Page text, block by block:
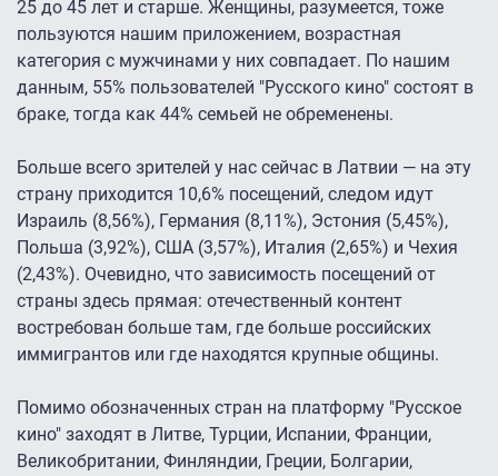
25 до 45 лет и старше. Женщины, разумеется, тоже
пользуются нашим приложением, возрастная
категория с мужчинами у них совпадает. По нашим
данным, 55% пользователей "Русского кино" состоят в
браке, тогда как 44% семьей не обременены.
Больше всего зрителей у нас сейчас в Латвии — на эту
страну приходится 10,6% посещений, следом идут
Израиль (8,56%), Германия (8,11%), Эстония (5,45%),
Польша (3,92%), США (3,57%), Италия (2,65%) и Чехия
(2,43%). Очевидно, что зависимость посещений от
страны здесь прямая: отечественный контент
востребован больше там, где больше российских
иммигрантов или где находятся крупные общины.
Помимо обозначенных стран на платформу "Русское
кино" заходят в Литве, Турции, Испании, Франции,
Великобритании, Финляндии, Греции, Болгарии,